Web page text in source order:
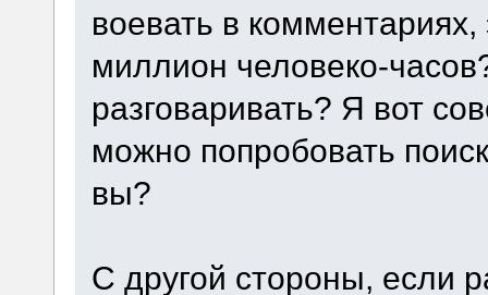
воевать в
миллион человеко-
разговаривать? Я вот
можно попробовать
вы?
С другой стороны, если